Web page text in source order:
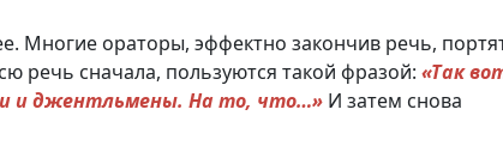
Многие ораторы, эффектно закончив речь,
речь сначала, пользуются такой фразой: «Так
и джентльмены. На то, что…» И затем снова